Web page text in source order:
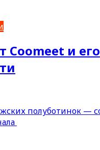
Coomeet и его